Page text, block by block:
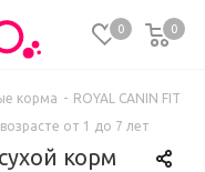
0 0
корма - ROYAL CANIN FIT
от 1 до 7 лет
корм